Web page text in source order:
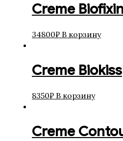
Creme
34800₽ В корзину
Creme Biokiss
8350₽ В корзину
Creme